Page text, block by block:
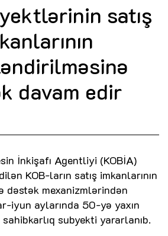
satış
davam edir
İnkişafı Agentliyi (KOBİA)
KOB-ların satış imkanlarının
dəstək mexanizmlərindən
iyun aylarında 50-yə yaxın
subyekti yararlanıb.